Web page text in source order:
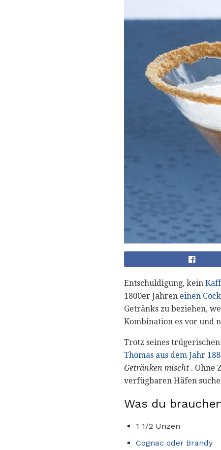
Entschuldigung, kein
1800er Jahren einen
Getränks zu beziehen,
Kombination es vor und
Trotz seines
Thomas aus dem Jahr
Getränken mischt . Ohne
verfügbaren Häfen
Was du
1 1/2 Unzen
Cognac oder Brandy